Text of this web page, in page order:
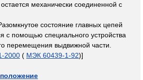
механически соединенной с
состояние главных цепей
с помощью специального устройства
перемещения выдвижной части.
2000 ( МЭК 60439-1-92)]